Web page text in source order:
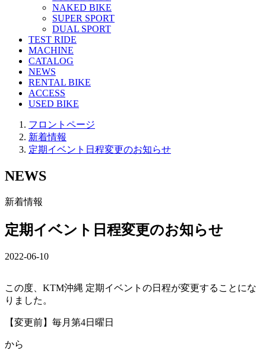
NAKED BIKE
SUPER SPORT
DUAL SPORT
TEST RIDE
MACHINE
CATALOG
NEWS
RENTAL BIKE
ACCESS
USED BIKE
フロントページ
新着情報
定期イベント日程変更のお知らせ
NEWS
新着情報
定期イベント日程変更のお知らせ
2022-06-10
この度、KTM沖縄 定期イベントの日程が変更することにな
りました。
【変更前】毎月第4日曜日
から